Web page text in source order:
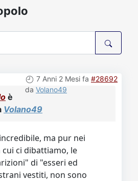
7 Anni 2 Mesi fa #28692
da Volano49
è
Volano49
ma pur nei
ci dibattiamo, le
di "esseri ed
vestiti, non sono